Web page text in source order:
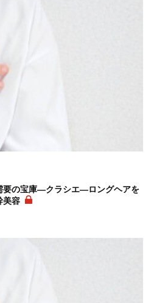
要の宝庫―クラシエ―ロングヘアを
美容